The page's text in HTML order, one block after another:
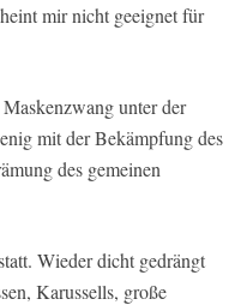
mir nicht geeignet für
unter der
mit der Bekämpfung des
des gemeinen
Wieder dicht gedrängt
Karussells, große